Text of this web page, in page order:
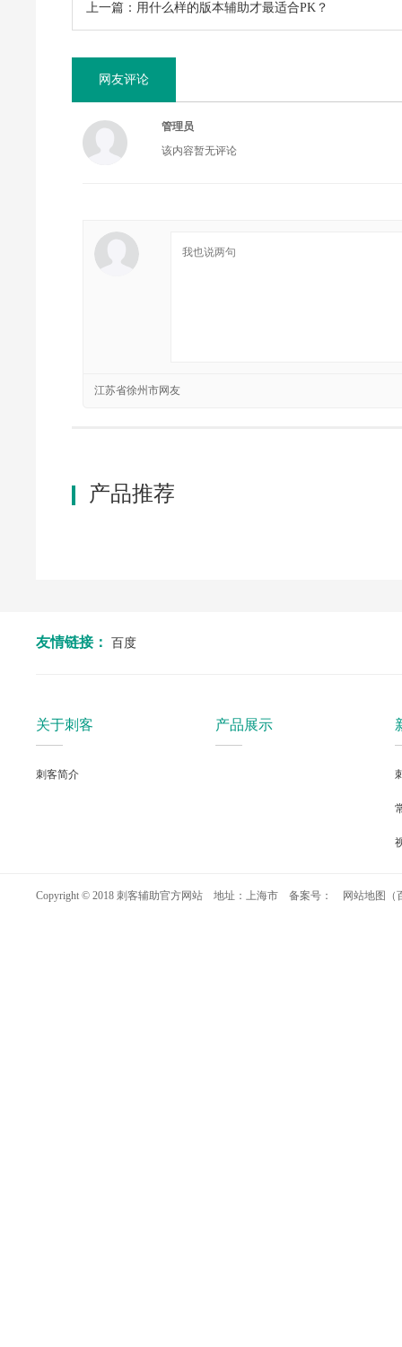
上一篇：用什么样的版本辅助才最适合PK？
网友评论
管理员
该内容暂无评论
江苏省徐州市网友
产品推荐
友情链接： 百度
关于刺客
刺客简介
产品展示
Copyright © 2018 刺客辅助官方网站 地址：上海市 备案号： 网站地图 （